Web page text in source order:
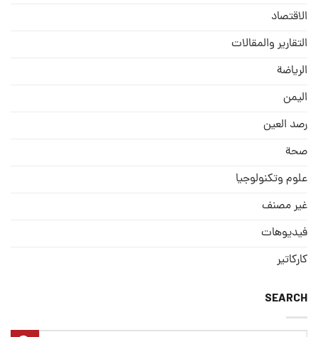
الاقتصاد
التقارير والمقالات
الریاضة
الیمن
رصد العین
صحة
علوم وتكنولوجيا
غير مصنف
فيديوهات
كاركاتير
SEARCH